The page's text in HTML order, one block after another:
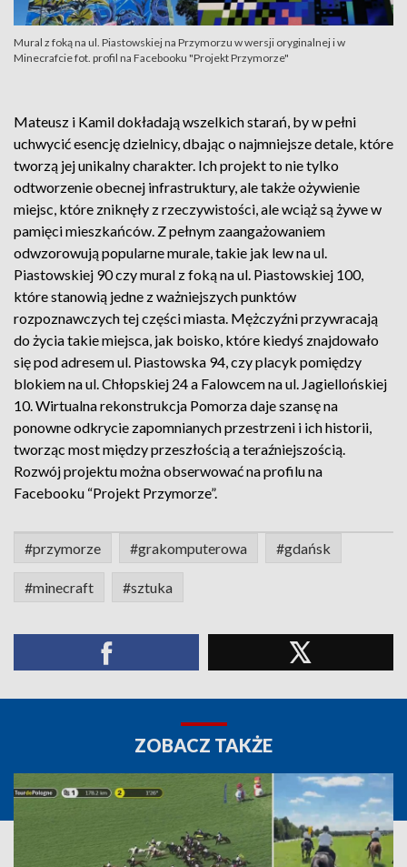
Mural z foką na ul. Piastowskiej na Przymorzu w wersji oryginalnej i w
Minecrafcie fot. profil na Facebooku "Projekt Przymorze"
Mateusz i Kamil dokładają wszelkich starań, by w pełni
uchwycić esencję dzielnicy, dbając o najmniejsze detale, które
tworzą jej unikalny charakter. Ich projekt to nie tylko
odtworzenie obecnej infrastruktury, ale także ożywienie
miejsc, które zniknęły z rzeczywistości, ale wciąż są żywe w
pamięci mieszkańców. Z pełnym zaangażowaniem
odwzorowują popularne murale, takie jak lew na ul.
Piastowskiej 90 czy mural z foką na ul. Piastowskiej 100,
które stanowią jedne z ważniejszych punktów
rozpoznawczych tej części miasta. Mężczyźni przywracają
do życia takie miejsca, jak boisko, które kiedyś znajdowało
się pod adresem ul. Piastowska 94, czy placyk pomiędzy
blokiem na ul. Chłopskiej 24 a Falowcem na ul. Jagiellońskiej
10. Wirtualna rekonstrukcja Pomorza daje szansę na
ponowne odkrycie zapomnianych przestrzeni i ich historii,
tworząc most między przeszłością a teraźniejszością.
Rozwój projektu można obserwować na profilu na
Facebooku “Projekt Przymorze”.
#przymorze #grakomputerowa #gdańsk
#minecraft #sztuka
ZOBACZ TAKŻE